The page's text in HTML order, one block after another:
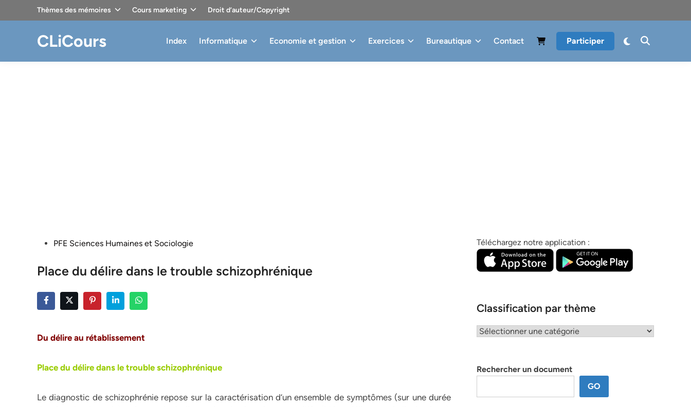
Thèmes des mémoires Cours marketing Droit d’auteur/Copyright
CLiCours Index Informatique Economie et gestion Exercices Bureautique Contact Participer
PostedPFE Sciences Humaines et Sociologie
Place du délire dans le trouble schizophrénique
Du délire au rétablissement
Place du délire dans le trouble schizophrénique
Le diagnostic de schizophrénie repose sur la caractérisation d’un ensemble de symptômes (sur une durée
Téléchargez notre application :
Classification par thème
Classification
Rechercher un document
GO